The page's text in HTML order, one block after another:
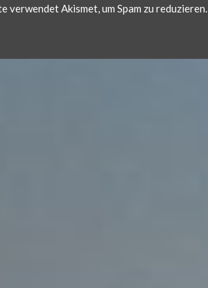
verwendet Akismet, um Spam zu reduzieren.